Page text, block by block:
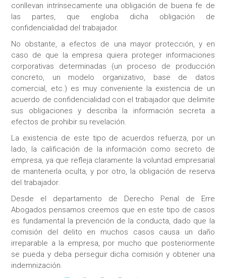
conllevan intrínsecamente una obligación de buena fe de
las partes, que engloba dicha obligación de
confidencialidad del trabajador.
No obstante, a efectos de una mayor protección, y en
caso de que la empresa quiera proteger informaciones
corporativas determinadas (un proceso de producción
concreto, un modelo organizativo, base de datos
comercial, etc.) es muy conveniente la existencia de un
acuerdo de confidencialidad con el trabajador que delimite
sus obligaciones y describa la información secreta a
efectos de prohibir su revelación.
La existencia de este tipo de acuerdos refuerza, por un
lado, la calificación de la información como secreto de
empresa, ya que refleja claramente la voluntad empresarial
de mantenerla oculta, y por otro, la obligación de reserva
del trabajador.
Desde el departamento de Derecho Penal de Erre
Abogados pensamos creemos que en este tipo de casos
es fundamental la prevención de la conducta, dado que la
comisión del delito en muchos casos causa un daño
irreparable a la empresa, por mucho que posteriormente
se pueda y deba perseguir dicha comisión y obtener una
indemnización.